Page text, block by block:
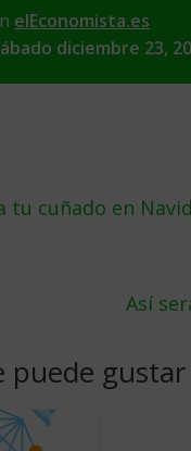
elEconomista.es
diciembre 23,
tu cuñado en
Así
puede gustar